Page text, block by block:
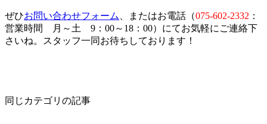
ぜひお問い合わせフォーム 、またはお電話（075-602-2332 ：
営業時間 月～土 9：00～18：00）にてお気軽にご連絡下
さいね。スタッフ一同お待ちしております！
同じカテゴリの記事